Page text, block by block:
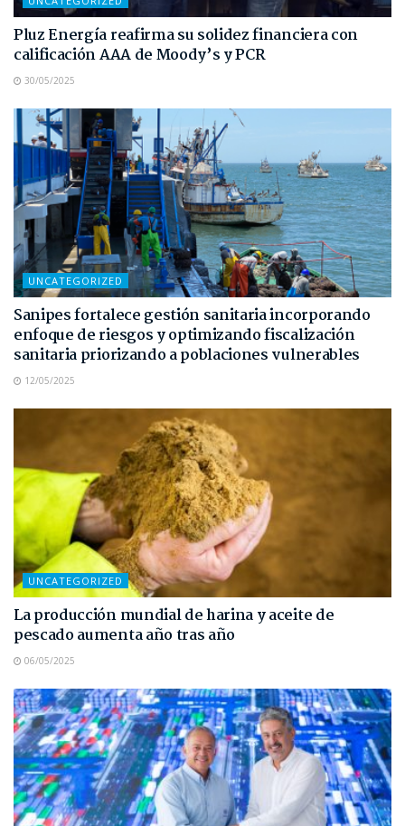
Pluz Energía reafirma su solidez financiera con
calificación AAA de Moody’s y PCR
30/05/2025
UNCATEGORIZED
Sanipes fortalece gestión sanitaria incorporando
enfoque de riesgos y optimizando fiscalización
sanitaria priorizando a poblaciones vulnerables
12/05/2025
UNCATEGORIZED
La producción mundial de harina y aceite de
pescado aumenta año tras año
06/05/2025